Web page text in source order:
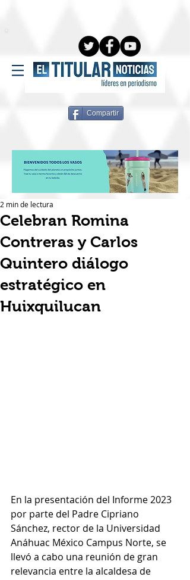
Compartir
Celebran Romina
Contreras y Carlos
Quintero diálogo
estratégico en
Huixquilucan
2 min de lectura
En la presentación del Informe 2023
por parte del Padre Cipriano
Sánchez, rector de la Universidad
Anáhuac México Campus Norte, se
llevó a cabo una reunión de gran
relevancia entre la alcaldesa de